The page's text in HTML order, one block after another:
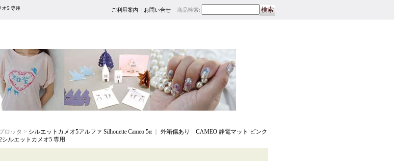
オ5 専用 ご利用案内 ｜ お問い合せ 商品検索:
ロッタ > シルエットカメオ5アルファ Silhouette Cameo 5α
外箱傷あり CAMEO 静電マット ピンク
ルエットカメオ5 専用